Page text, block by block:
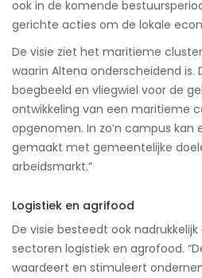
ook in de komende
gerichte acties om de lokale
De visie ziet het maritieme
waarin Altena onderscheidend is.
boegbeeld en vliegwiel voor de
ontwikkeling van een maritieme
opgenomen. In zo’n campus kan
gemaakt met gemeentelijke
arbeidsmarkt.”
Logistiek en agrifood
De visie besteedt ook
sectoren logistiek en agrofood.
waardeert en stimuleert